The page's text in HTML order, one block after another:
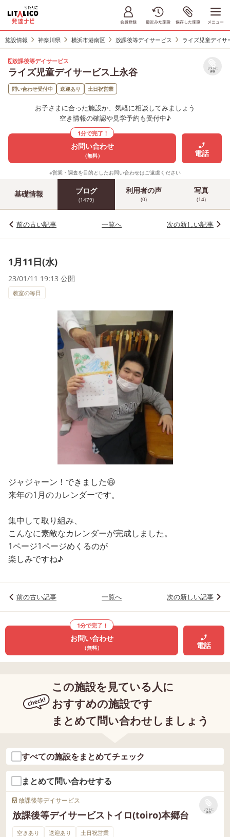
施設情報 神奈川県 横浜市港南区 放課後等デイサービス ライズ児童デイサ
放課後等デイサービス
ライズ児童デイサービス上永谷 リストに
保存
問い合わせ受付中 送迎あり 土日祝営業
お子さまに合った施設か、気軽に相談してみましょう
空き情報の確認や見学予約も受付中♪
1分で完了！
お問い合わせ
（無料） 電話
※営業・調査を目的としたお問い合わせはご遠慮ください
基礎情報 ブログ
(1479)
利用者の声
(0)
写真
(14)
前の古い記事 一覧へ 次の新しい記事
1月11日(水)
23/01/11 19:13 公開
教室の毎日
ジャジャーン！できました😆
来年の1月のカレンダーです。
集中して取り組み、
こんなに素敵なカレンダーが完成しました。
1ページ1ページめくるのが
楽しみですね♪
前の古い記事 一覧へ 次の新しい記事
1分で完了！
お問い合わせ
（無料） 電話
この施設を見ている人に
おすすめの施設です
まとめて問い合わせしましょう
すべての施設をまとめてチェック
まとめて問い合わせする
放課後等デイサービス
放課後等デイサービストイロ(toiro)本郷台
リストに
保存
空きあり 送迎あり 土日祝営業